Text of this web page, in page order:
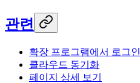
관련
확장 프로그램에서 로그인
클라우드 동기화
페이지 상세 보기